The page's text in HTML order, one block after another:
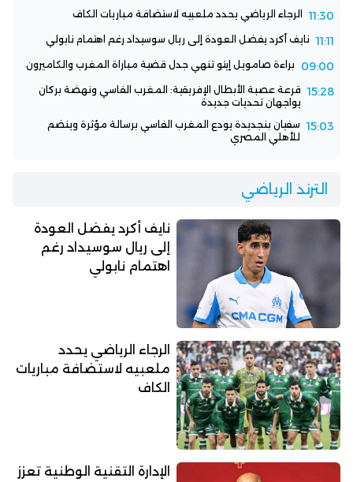
11:30 الرجاء الرياضي يحدد ملعبيه لاستضافة مباريات الكاف
11:11 نايف أكرد يفضل العودة إلى ريال سوسيداد رغم اهتمام نابولي
09:00 براءة صامويل إيتو تنهي جدل قضية مباراة المغرب والكاميرون
15:28 قرعة عصبة الأبطال الإفريقية: المغرب الفاسي ونهضة بركان
يواجهان تحديات جديدة
15:03 سفيان بنجديدة يودع المغرب الفاسي برسالة مؤثرة وينضم
للأهلي المصري
الترند الرياضي
نايف أكرد يفضل العودة
إلى ريال سوسيداد رغم
اهتمام نابولي
الرجاء الرياضي يحدد
ملعبيه لاستضافة مباريات
الكاف
الإدارة التقنية الوطنية تعزز